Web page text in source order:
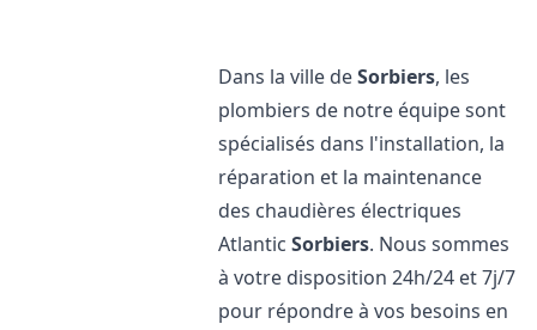
Dans la ville deSorbiers, les
plombiers de notre équipe sont
spécialisés dans l'installation, la
réparation et la maintenance
des chaudières électriques
AtlanticSorbiers. Nous sommes
à votre disposition 24h/24 et 7j/7
pour répondre à vos besoins en